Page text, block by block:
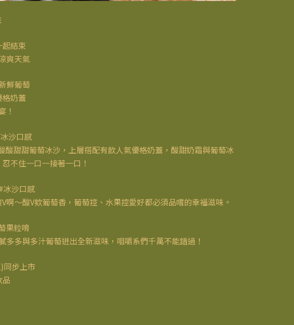
結束
爽天氣
鮮葡萄
奶蓋
！
沙口感
甜甜葡萄冰沙，上層搭配有飲人氣優格奶蓋，酸甜奶霜與葡萄冰
不住一口一接著一口！
冰沙口感
～酸V欸葡萄香，葡萄控、水果控愛好都必須品嚐的幸福滋味。
果粒唷
多與多汁葡萄迸出全新滋味，咀嚼系們千萬不能錯過！
同步上市